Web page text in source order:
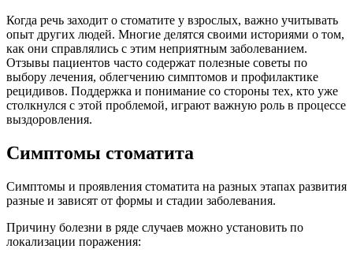
Когда речь заходит о стоматите у взрослых, важно учитывать
опыт других людей. Многие делятся своими историями о том,
как они справлялись с этим неприятным заболеванием.
Отзывы пациентов часто содержат полезные советы по
выбору лечения, облегчению симптомов и профилактике
рецидивов. Поддержка и понимание со стороны тех, кто уже
столкнулся с этой проблемой, играют важную роль в процессе
выздоровления.
Симптомы стоматита
Симптомы и проявления стоматита на разных этапах развития
разные и зависят от формы и стадии заболевания.
Причину болезни в ряде случаев можно установить по
локализации поражения: